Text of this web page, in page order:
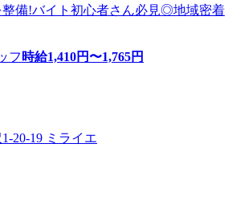
備!バイト初心者さん必見◎地域密着
フ 時給1,410円〜1,765円
20-19 ミライエ